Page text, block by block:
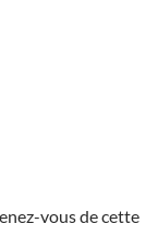
vous de cette